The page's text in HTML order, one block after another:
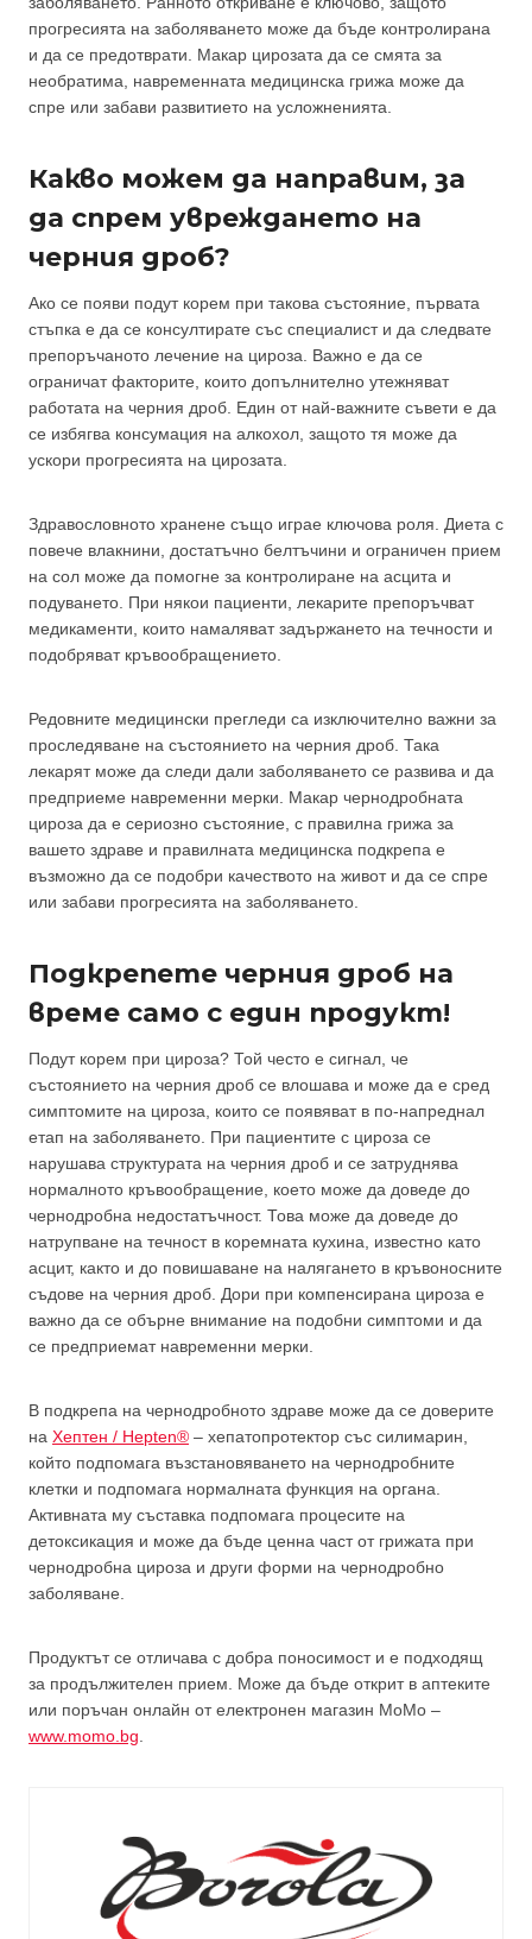
прогресията на заболяването може да бъде контролирана
и да се предотврати. Макар цирозата да се смята за
необратима, навременната медицинска грижа може да
спре или забави развитието на усложненията.
Какво можем да направим, за
да спрем увреждането на
черния дроб?
Ако се появи подут корем при такова състояние, първата
стъпка е да се консултирате със специалист и да следвате
препоръчаното лечение на цироза. Важно е да се
ограничат факторите, които допълнително утежняват
работата на черния дроб. Един от най-важните съвети е да
се избягва консумация на алкохол, защото тя може да
ускори прогресията на цирозата.
Здравословното хранене също играе ключова роля. Диета с
повече влакнини, достатъчно белтъчини и ограничен прием
на сол може да помогне за контролиране на асцита и
подуването. При някои пациенти, лекарите препоръчват
медикаменти, които намаляват задържането на течности и
подобряват кръвообращението.
Редовните медицински прегледи са изключително важни за
проследяване на състоянието на черния дроб. Така
лекарят може да следи дали заболяването се развива и да
предприеме навременни мерки. Макар чернодробната
цироза да е сериозно състояние, с правилна грижа за
вашето здраве и правилната медицинска подкрепа е
възможно да се подобри качеството на живот и да се спре
или забави прогресията на заболяването.
Подкрепете черния дроб на
време само с един продукт!
Подут корем при цироза? Той често е сигнал, че
състоянието на черния дроб се влошава и може да е сред
симптомите на цироза, които се появяват в по-напреднал
етап на заболяването. При пациентите с цироза се
нарушава структурата на черния дроб и се затруднява
нормалното кръвообращение, което може да доведе до
чернодробна недостатъчност. Това може да доведе до
натрупване на течност в коремната кухина, известно като
асцит, както и до повишаване на налягането в кръвоносните
съдове на черния дроб. Дори при компенсирана цироза е
важно да се обърне внимание на подобни симптоми и да
се предприемат навременни мерки.
В подкрепа на чернодробното здраве може да се доверите
на Хептен / Hepten® – хепатопротектор със силимарин,
който подпомага възстановяването на чернодробните
клетки и подпомага нормалната функция на органа.
Активната му съставка подпомага процесите на
детоксикация и може да бъде ценна част от грижата при
чернодробна цироза и други форми на чернодробно
заболяване.
Продуктът се отличава с добра поносимост и е подходящ
за продължителен прием. Може да бъде открит в аптеките
или поръчан онлайн от електронен магазин MoMo –
www.momo.bg